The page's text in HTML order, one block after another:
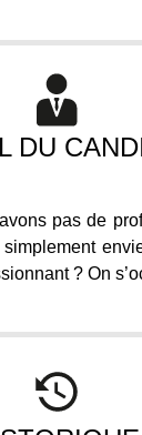
DU
pas de
simplement
? On